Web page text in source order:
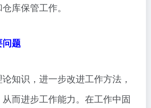
库保管工作。
题
知识，进一步改进工作方法，
而进步工作能力。在工作中固